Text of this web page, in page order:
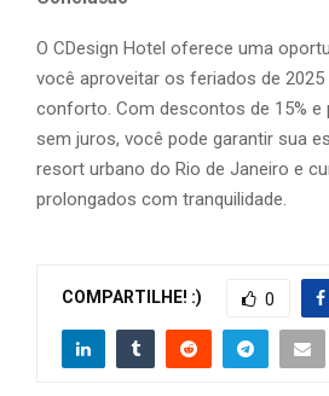
O CDesign Hotel oferece uma
você aproveitar os feriados de
conforto. Com descontos de 15% e
sem juros, você pode garantir sua
resort urbano do Rio de Janeiro e
prolongados com tranquilidade.
COMPARTILHE! :) 0